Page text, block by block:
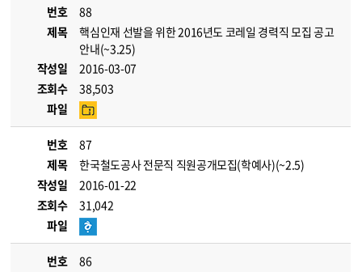
번호
88
제목
핵심인재 선발을 위한 2016년도 코레일 경력직 모집 공고
안내(~3.25)
작성일
2016-03-07
조회수
38,503
파일
번호
87
제목
한국철도공사 전문직 직원공개모집(학예사)(~2.5)
작성일
2016-01-22
조회수
31,042
파일
번호
86